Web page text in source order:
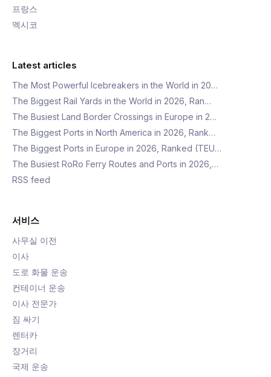
프랑스
멕시코
Latest articles
The Most Powerful Icebreakers in the World in 20…
The Biggest Rail Yards in the World in 2026, Ran…
The Busiest Land Border Crossings in Europe in 2…
The Biggest Ports in North America in 2026, Rank…
The Biggest Ports in Europe in 2026, Ranked (TEU…
The Busiest RoRo Ferry Routes and Ports in 2026,…
RSS feed
서비스
사무실 이전
이사
도로 화물 운송
컨테이너 운송
이사 전문가
짐 싸기
렌터카
장거리
국제 운송